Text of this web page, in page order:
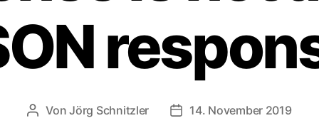
Beitragsautor
VonJörg Schnitzler Veröffentlichungsdatum
14. November 2019